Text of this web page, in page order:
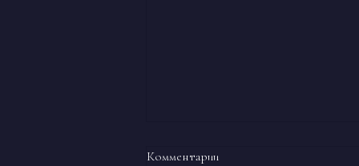
Комментарии